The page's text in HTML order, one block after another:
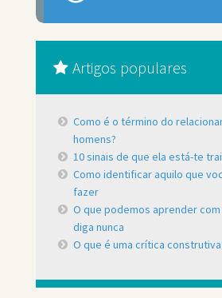
Artigos populares
Como é o término do
homens?
10 sinais de que ela está-te
Como identificar aquilo que
fazer
O que podemos aprender com
diga nunca
O que é uma crítica